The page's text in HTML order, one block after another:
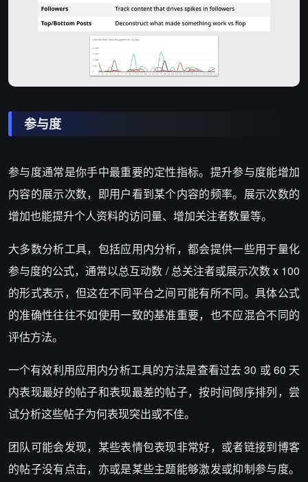
参与度
参与度通常是你手中最重要的定性指标。提升参与度能增加
内容的展示次数，即用户看到某个内容的频率。展示次数的
增加也能提升个人资料的访问量、增加关注者数量等。
大多数分析工具，包括应用内分析，都会提供一些用于量化
参与度的公式，通常以总互动数 / 总关注者或展示次数 x 100
的形式表示，但这在不同平台之间可能有所不同。具体公式
的准确性往往不如使用一致的基准重要，也不应混合不同的
评估方法。
一个有效利用应用内分析工具的方法是查看过去 30 或 60 天
内表现最好的帖子和表现最差的帖子，按时间倒序排列，尝
试分析这些帖子为何表现突出或不佳。
团队可能会发现，某些表情包表现非常好，或者链接到博客
的帖子没有点击，亦或是某些主题能够激发或抑制参与度。